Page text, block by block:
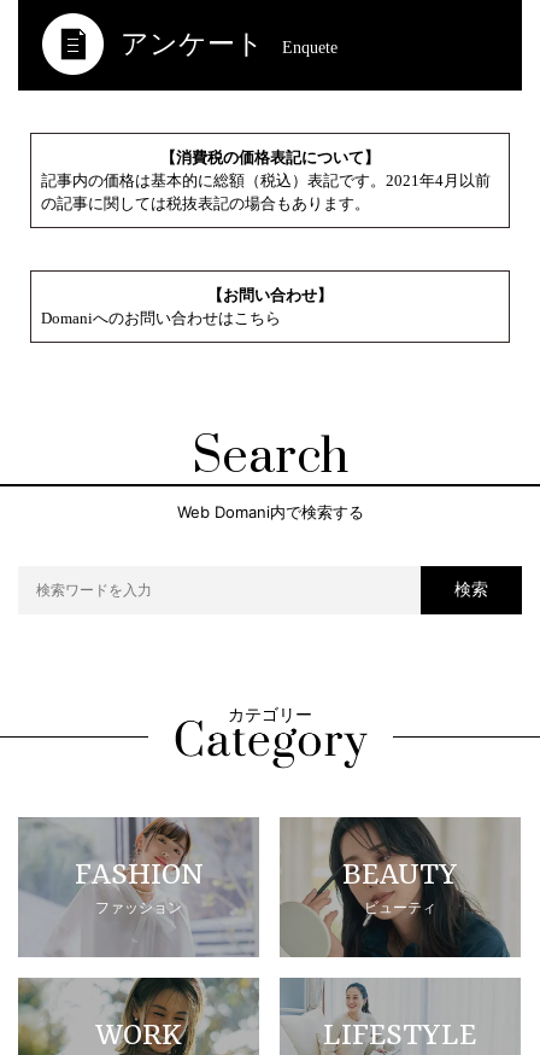
アンケート Enquete
【消費税の価格表記について】
記事内の価格は基本的に総額（税込）表記です。2021年4月以前
の記事に関しては税抜表記の場合もあります。
【お問い合わせ】
Domaniへのお問い合わせはこちら
Search
Web Domani内で検索する
検索
カテゴリー
FASHION
ファッション
BEAUTY
ビューティ
WORK LIFESTYLE